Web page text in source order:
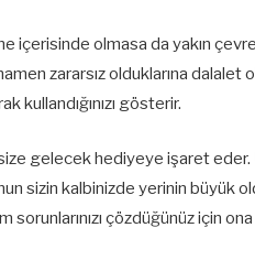
içerisinde olmasa da yakın
zararsız olduklarına dalalet
kullandığınızı gösterir.
gelecek hediyeye işaret
sizin kalbinizde yerinin büyük
sorunlarınızı çözdüğünüz için